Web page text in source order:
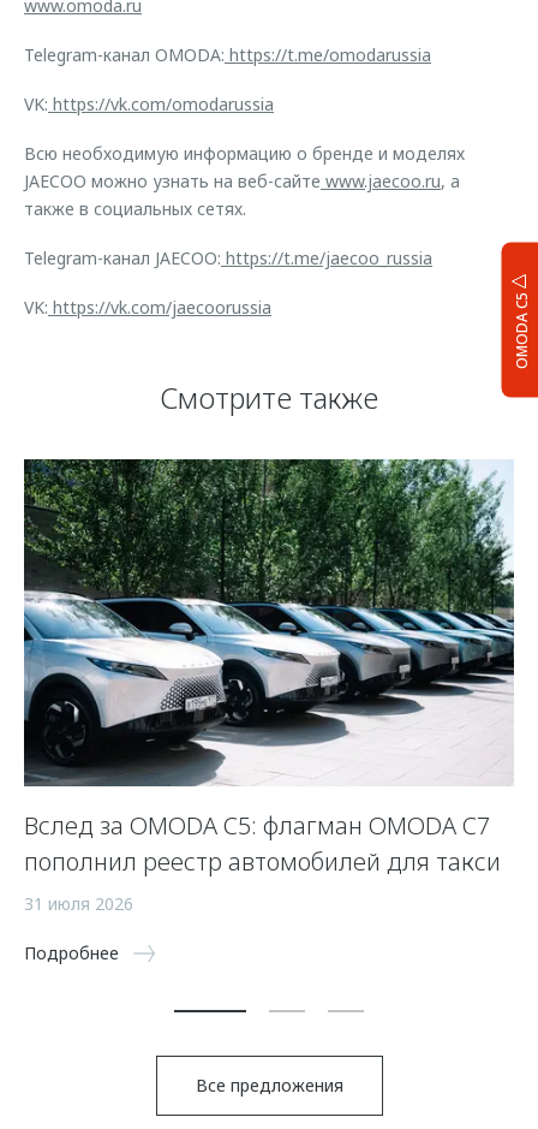
OMODA C5
www.omoda.ru
Telegram-канал OMODA: https://t.me/omodarussia
VK: https://vk.com/omodarussia
Всю необходимую информацию о бренде и моделях
JAECOO можно узнать на веб-сайте www.jaecoo.ru, а
также в социальных сетях.
Telegram-канал JAECOO: https://t.me/jaecoo_russia
VK: https://vk.com/jaecoorussia
Смотрите также
Вслед за OMODA C5: флагман OMODA C7
пополнил реестр автомобилей для такси
31 июля 2026
Подробнее
Все предложения